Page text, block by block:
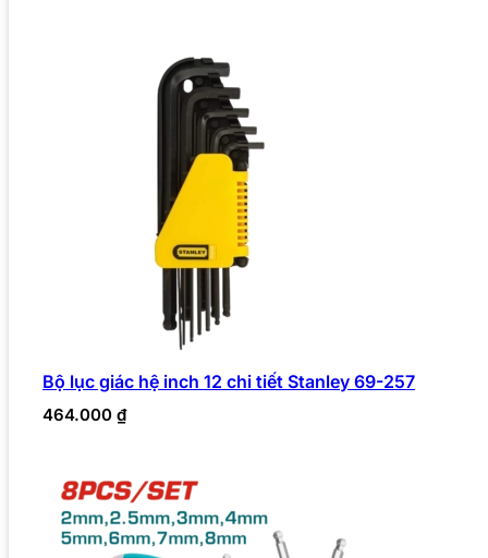
Bộ lục giác hệ inch 12 chi tiết Stanley 69-257
464.000 ₫